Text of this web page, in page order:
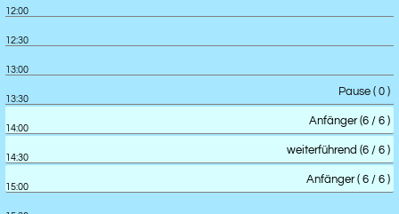
12:00
12:30
13:00
13:30
Pause ( 0 )
14:00
Anfänger (6 / 6 )
14:30
weiterführend (6 / 6 )
15:00
Anfänger ( 6 / 6 )